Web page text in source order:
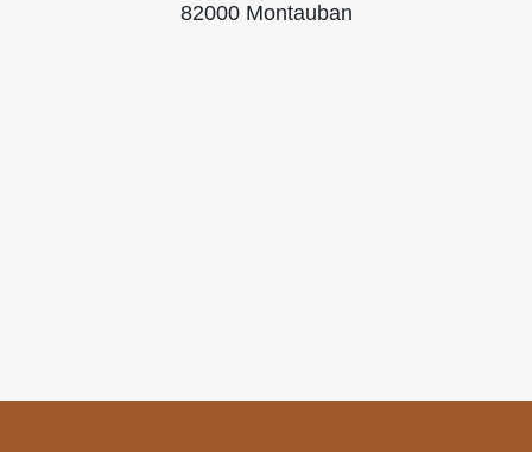
82000 Montauban